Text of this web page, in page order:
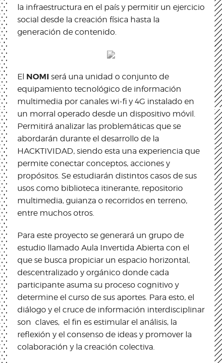
la infraestructura en el país y permitir un ejercicio
social desde la creación física hasta la
generación de contenido.
El NOMI será una unidad o conjunto de
equipamiento tecnológico de información
multimedia por canales wi-fi y 4G instalado en
un morral operado desde un dispositivo móvil.
Permitirá analizar las problemáticas que se
abordarán durante el desarrollo de la
HACKTIVIDAD, siendo esta una experiencia que
permite conectar conceptos, acciones y
propósitos. Se estudiarán distintos casos de sus
usos como biblioteca itinerante, repositorio
multimedia, guianza o recorridos en terreno,
entre muchos otros.
Para este proyecto se generará un grupo de
estudio llamado Aula Invertida Abierta con el
que se busca propiciar un espacio horizontal,
descentralizado y orgánico donde cada
participante asuma su proceso cognitivo y
determine el curso de sus aportes. Para esto, el
diálogo y el cruce de información interdisciplinar
son claves, el fin es estimular el análisis, la
reflexión y el consenso de ideas y promover la
colaboración y la creación colectiva.